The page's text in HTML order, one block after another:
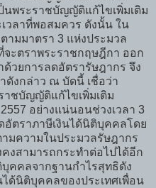
นพระราชบัญญัติแก้ไขเพิ่มเติม
วลาที่พอสมควร ดังนั้น ใน
ามมาตรา 3 แห่งประมวล
ะตราพระราชกฤษฎีกา ออก
วยการลดอัตรารัษฎากร จึง
ดังกล่าว ณ บัดนี้ เชื่อว่า
าชบัญญัติแก้ไขเพิ่มเติม
อย่างแน่นอนช่วงเวลา 3
อัตราภาษีเงินได้นิติบุคคลโดย
มความในประมวลรัษฎากร
งสามารถกระทำต่อไปได้อีก
คคลจากฐานกำไรสุทธิดัง
ด้นิติบุคคลของประเทศเพื่อน